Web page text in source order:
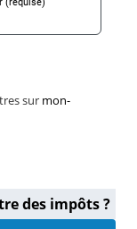
sur mon-
des impôts ?